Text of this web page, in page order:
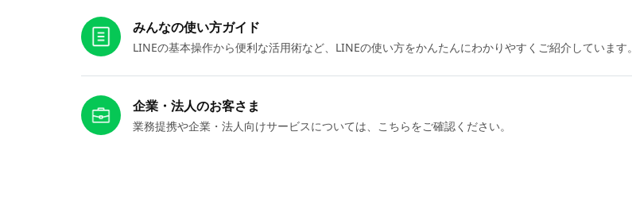
みんなの使い方ガイド
LINEの基本操作から便利な活用術など、LINEの使い方をかんたんにわかりやすくご紹介しています。
企業・法人のお客さま
業務提携や企業・法人向けサービスについては、こちらをご確認ください。